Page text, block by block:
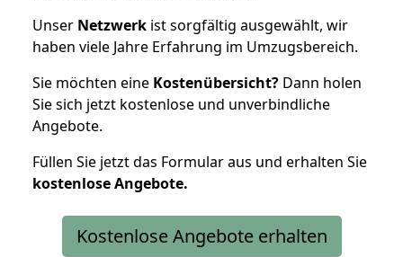
Unser Netzwerk ist sorgfältig ausgewählt, wir
haben viele Jahre Erfahrung im Umzugsbereich.
Sie möchten eine Kostenübersicht? Dann holen
Sie sich jetzt kostenlose und unverbindliche
Angebote.
Füllen Sie jetzt das Formular aus und erhalten Sie
kostenloseAngebote.
Kostenlose Angebote erhalten